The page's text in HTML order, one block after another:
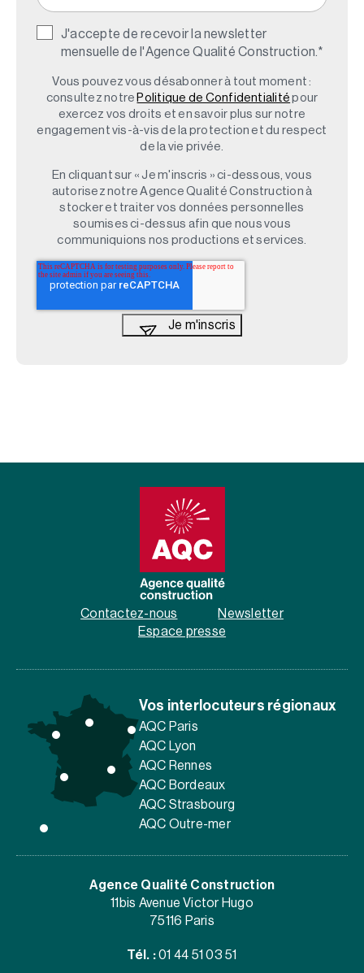
J'accepte de recevoir la newsletter
mensuelle de l'Agence Qualité Construction. *
Vous pouvez vous désabonner à tout moment :
consultez notre Politique de Confidentialité pour
exercez vos droits et en savoir plus sur notre
engagement vis-à-vis de la protection et du respect
de la vie privée.
En cliquant sur « Je m'inscris » ci-dessous, vous
autorisez notre Agence Qualité Construction à
stocker et traiter vos données personnelles
soumises ci-dessus afin que nous vous
communiquions nos productions et services.
Contactez-nous
Newsletter
Espace presse
Vos interlocuteurs régionaux
AQC Paris
AQC Lyon
AQC Rennes
AQC Bordeaux
AQC Strasbourg
AQC Outre-mer
Agence Qualité Construction
11bis Avenue Victor Hugo
75116 Paris
Tél. : 01 44 51 03 51